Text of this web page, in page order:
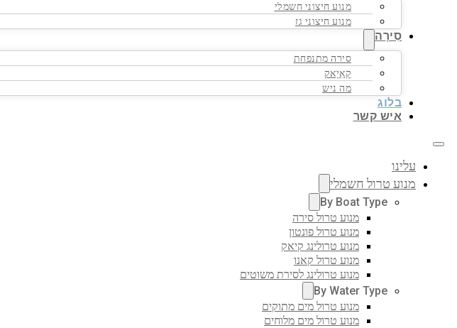
מנוע חיצוני חשמלי
מנוע חיצוני גז
סִירָה
סירה מתנפחת
קָאִיָאק
מה ניש
בלוג
איש קשר
עלינו
מנוע טרול חשמלי
By Boat Type
מנוע טרול סירה
מנוע טרול פונטון
מנוע טרולינג קיאק
מנוע טרול קאנו
מנוע טרולינג לסירת משוטים
By Water Type
מנוע טרול מים מתוקים
מנוע טרול מים מלוחים